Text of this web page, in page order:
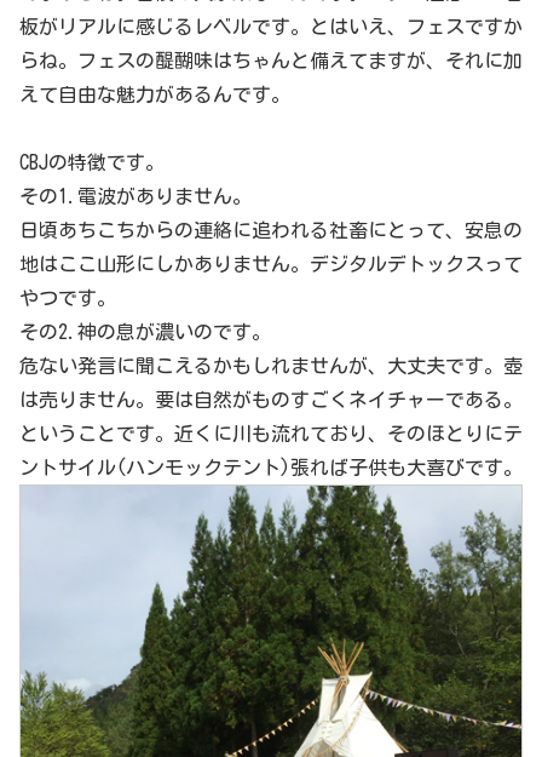
板がリアルに感じるレベルです。とはいえ、フェスですか
らね。フェスの醍醐味はちゃんと備えてますが、それに加
えて自由な魅力があるんです。
CBJの特徴です。
その1.電波がありません。
日頃あちこちからの連絡に追われる社畜にとって、安息の
地はここ山形にしかありません。デジタルデトックスって
やつです。
その2.神の息が濃いのです。
危ない発言に聞こえるかもしれませんが、大丈夫です。壺
は売りません。要は自然がものすごくネイチャーである。
ということです。近くに川も流れており、そのほとりにテ
ントサイル(ハンモックテント)張れば子供も大喜びです。